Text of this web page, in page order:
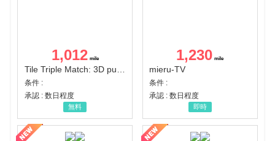
1,012
Tile Triple Match: 3D puzzle
条件 :
承認 : 数日程度
無料
1,230
mieru-TV
条件 :
承認 : 数日程度
即時